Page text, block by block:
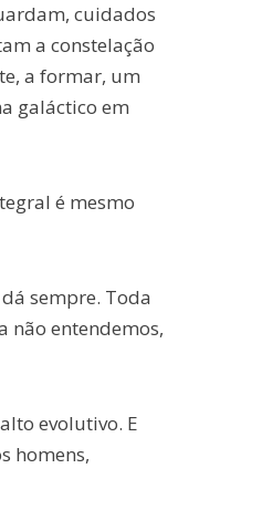
cuidados
a constelação
a formar, um
galáctico em
é mesmo
sempre. Toda
não entendemos,
evolutivo. E
homens,